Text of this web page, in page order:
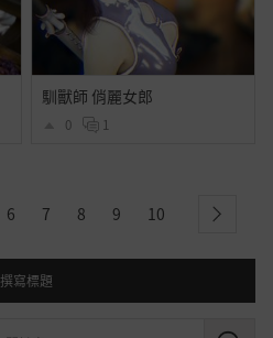
馴獸師 俏麗女郎
0 1
6 7 8 9 10 next
撰寫標題